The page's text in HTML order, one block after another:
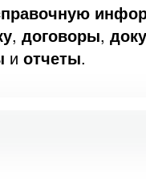
, договоры,
и отчеты.